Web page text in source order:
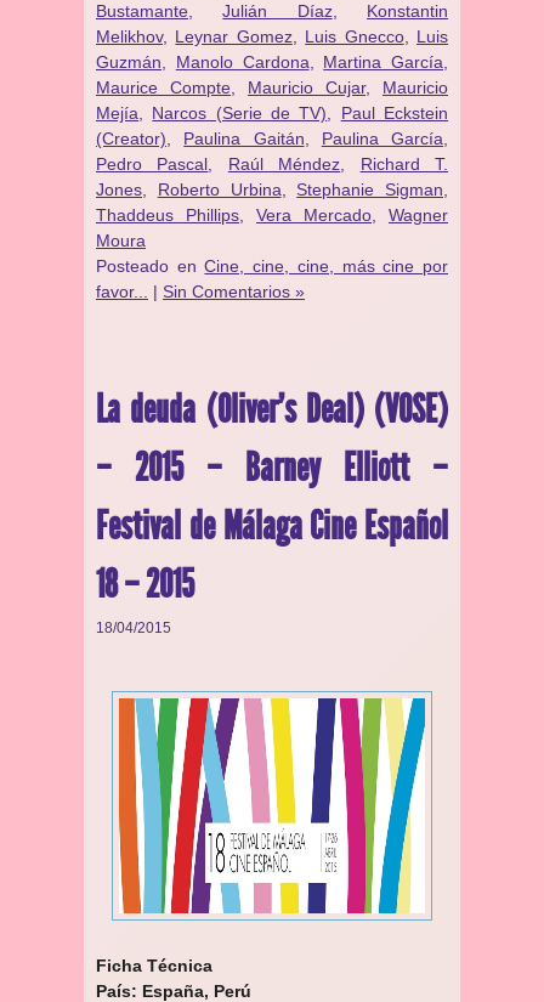
Bustamante ,Julián Díaz, Konstantin
Melikhov, Leynar Gomez, Luis Gnecco, Luis
Guzmán
Manolo Cardona Martina García
Maurice Compte
Mauricio Cujar, Mauricio
Mejía
Narcos (Serie de TV)
Paul Eckstein
(Creator)
Paulina Gaitán Paulina García
Pedro Pascal
Raúl Méndez
Richard T.
Jones
Roberto Urbina Stephanie Sigman
Thaddeus Phillips
Vera Mercado
Wagner
Moura
Posteado enCine, cine, cine, más cine por
favor...
| Sin Comentarios »
La deuda (Oliver’s Deal) (VOSE)
– 2015 – Barney Elliott –
Festival de Málaga Cine Español
18 – 2015
18/04/2015
Ficha Técnica
País: España, Perú